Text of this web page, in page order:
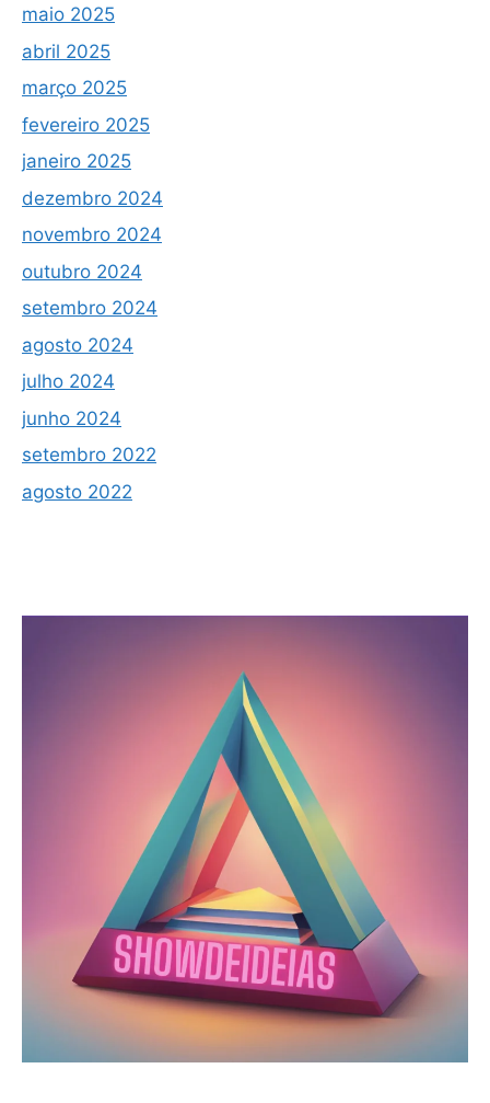
maio 2025
abril 2025
março 2025
fevereiro 2025
janeiro 2025
dezembro 2024
novembro 2024
outubro 2024
setembro 2024
agosto 2024
julho 2024
junho 2024
setembro 2022
agosto 2022